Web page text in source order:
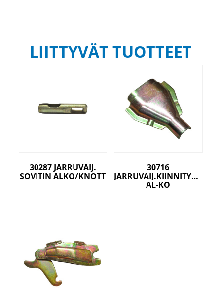
LIITTYVÄT TUOTTEET
30287 JARRUVAIJ.
SOVITIN ALKO/KNOTT
30716
JARRUVAIJ.KIINNITYSPELTI
AL-KO